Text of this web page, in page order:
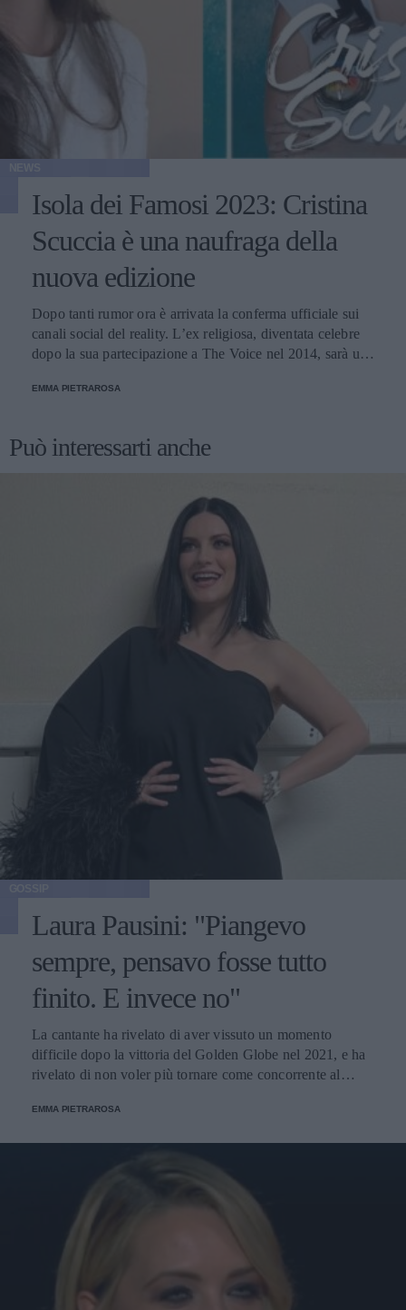
Isola dei Famosi 2023: Cristina
Scuccia è una naufraga della
nuova edizione
Dopo tanti rumor ora è arrivata la conferma ufficiale sui
canali social del reality. L’ex religiosa, diventata celebre
dopo la sua partecipazione a The Voice nel 2014, sarà una
EMMA PIETRAROSA
Può interessarti anche
Laura Pausini: "Piangevo
sempre, pensavo fosse tutto
finito. E invece no"
La cantante ha rivelato di aver vissuto un momento
difficile dopo la vittoria del Golden Globe nel 2021, e ha
rivelato di non voler più tornare come concorrente al
EMMA PIETRAROSA